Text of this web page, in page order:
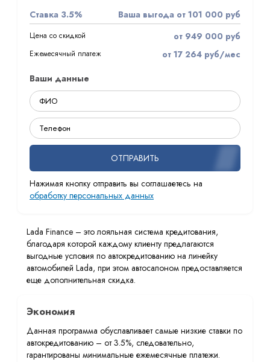
Ставка 3.5% Ваша выгода от 101 000 руб
Цена со скидкой от 949 000 руб
Ежемесячный платеж
от 17 264 руб/мес
Ваши данные
ОТПРАВИТЬ
Нажимая кнопку отправить вы соглашаетесь на
обработку персональных данных
Lada Finance – это лояльная система кредитования,
благодаря которой каждому клиенту предлагаются
выгодные условия по автокредитованию на линейку
автомобилей Lada, при этом автосалоном предоставляется
еще дополнительная скидка.
Экономия
Данная программа обуславливает самые низкие ставки по
автокредитованию – от 3.5%, следовательно,
гарантированы минимальные ежемесячные платежи.